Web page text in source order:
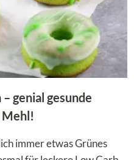
genial gesunde
Mehl!
immer etwas Grünes